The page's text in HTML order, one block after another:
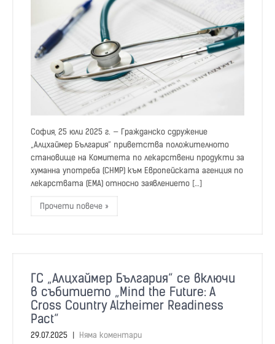
София, 25 юли 2025 г. — Гражданско сдружение
„Алцхаймер България“ приветства положителното
становище на Комитета по лекарствени продукти за
хуманна употреба (CHMP) към Европейската агенция по
лекарствата (EMA) относно заявлението […]
Прочети повече »
ГС „Алцхаймер България“ се включи
в събитието „Mind the Future: A
Cross Country Alzheimer Readiness
Pact“
29.07.2025 | Няма коментари